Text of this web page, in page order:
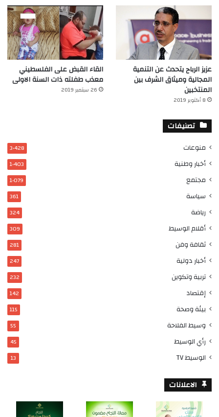
عزيز الرباح يتحدث عن التنمية
المجالية وميثاق الشرف بين
المنتخبين
8 أكتوبر 2019
القاء القبض على الفلسطيني
معذب طفلته ذات السنة الاولى
26 سبتمبر 2019
تصنيفات
منوعات 3٬428
أخبار وطنية 1٬403
مجتمع 1٬079
سياسة 361
رياضة 324
أقلام الوسيط 309
ثقافة وفن 281
أخبار دولية 247
تربية وتكوين 232
إقتصاد 142
بيئة وصحة 115
وسيط الفلاحة 55
رأي الوسيط 45
الوسيط TV 13
الاعلانات